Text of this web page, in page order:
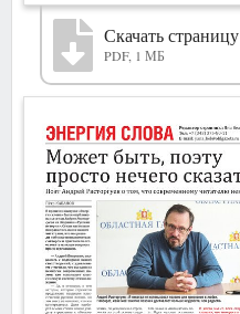
Скачать страницу
PDF, 1 МБ